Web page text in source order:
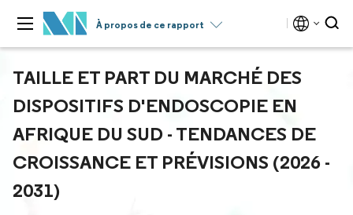
À propos de ce rapport
TAILLE ET PART DU MARCHÉ DES
DISPOSITIFS D'ENDOSCOPIE EN
AFRIQUE DU SUD - TENDANCES DE
CROISSANCE ET PRÉVISIONS (2026 -
2031)